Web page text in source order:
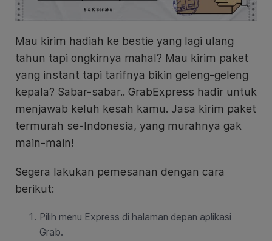
Mau kirim hadiah ke bestie yang lagi ulang
tahun tapi ongkirnya mahal? Mau kirim paket
yang instant tapi tarifnya bikin geleng-geleng
kepala? Sabar-sabar.. GrabExpress hadir untuk
menjawab keluh kesah kamu. Jasa kirim paket
termurah se-Indonesia, yang murahnya gak
main-main!
Segera lakukan pemesanan dengan cara
berikut:
Pilih menu Express di halaman depan aplikasi
Grab.